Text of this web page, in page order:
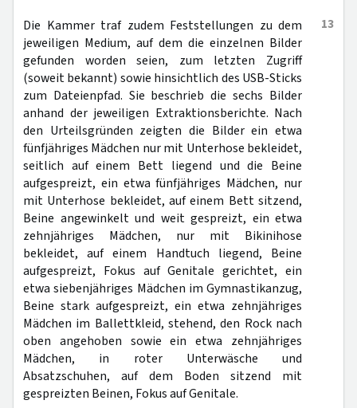
13
Die Kammer traf zudem Feststellungen zu dem
jeweiligen Medium, auf dem die einzelnen Bilder
gefunden worden seien, zum letzten Zugriff
(soweit bekannt) sowie hinsichtlich des USB-Sticks
zum Dateienpfad. Sie beschrieb die sechs Bilder
anhand der jeweiligen Extraktionsberichte. Nach
den Urteilsgründen zeigten die Bilder ein etwa
fünfjähriges Mädchen nur mit Unterhose bekleidet,
seitlich auf einem Bett liegend und die Beine
aufgespreizt, ein etwa fünfjähriges Mädchen, nur
mit Unterhose bekleidet, auf einem Bett sitzend,
Beine angewinkelt und weit gespreizt, ein etwa
zehnjähriges Mädchen, nur mit Bikinihose
bekleidet, auf einem Handtuch liegend, Beine
aufgespreizt, Fokus auf Genitale gerichtet, ein
etwa siebenjähriges Mädchen im Gymnastikanzug,
Beine stark aufgespreizt, ein etwa zehnjähriges
Mädchen im Ballettkleid, stehend, den Rock nach
oben angehoben sowie ein etwa zehnjähriges
Mädchen, in roter Unterwäsche und
Absatzschuhen, auf dem Boden sitzend mit
gespreizten Beinen, Fokus auf Genitale.